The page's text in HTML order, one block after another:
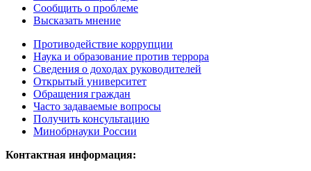
Сообщить о проблеме
Высказать мнение
Противодействие коррупции
Наука и образование против террора
Сведения о доходах руководителей
Открытый университет
Обращения граждан
Часто задаваемые вопросы
Получить консультацию
Минобрнауки России
Контактная информация: